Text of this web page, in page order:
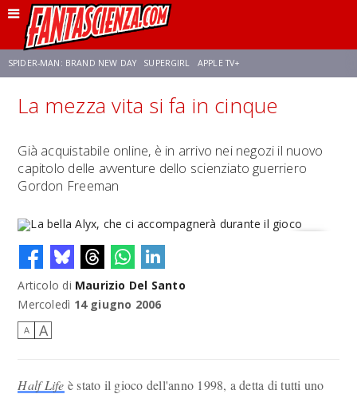
SPIDER-MAN: BRAND NEW DAY SUPERGIRL APPLE TV+
FRANCO RICCIARDIELLO ZENDAYA STAR TREK AVENGERS: DOOMSDAY
NETFLIX SADIE SINK STAR TREK: STRANGE NEW WORLDS
La mezza vita si fa in cinque
Già acquistabile online, è in arrivo nei negozi il nuovo
capitolo delle avventure dello scienziato guerriero
Gordon Freeman
La bella Alyx, che ci accompagnerà durante il gioco
Articolo di Maurizio Del Santo
Mercoledì 14 giugno 2006
A A
Half Life è stato il gioco dell'anno 1998, a detta di tutti uno